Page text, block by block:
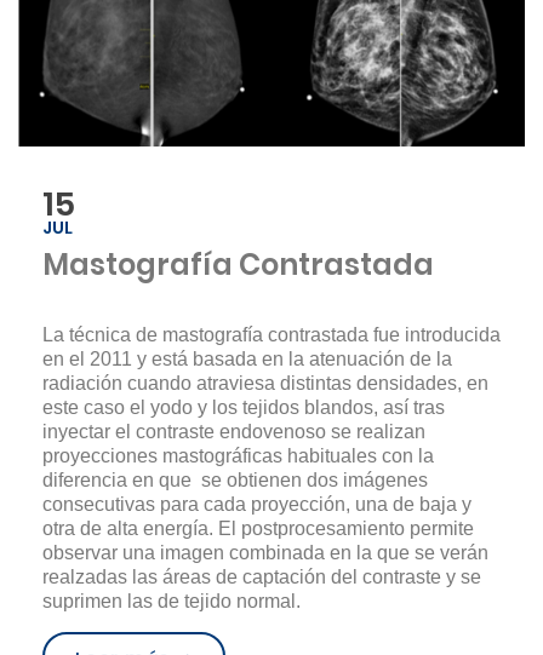
15
JUL
Mastografía Contrastada
La técnica de mastografía contrastada fue introducida
en el 2011 y está basada en la atenuación de la
radiación cuando atraviesa distintas densidades, en
este caso el yodo y los tejidos blandos, así tras
inyectar el contraste endovenoso se realizan
proyecciones mastográficas habituales con la
diferencia en que se obtienen dos imágenes
consecutivas para cada proyección, una de baja y
otra de alta energía. El postprocesamiento permite
observar una imagen combinada en la que se verán
realzadas las áreas de captación del contraste y se
suprimen las de tejido normal.